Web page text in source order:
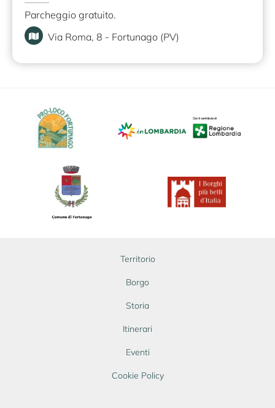
Parcheggio gratuito.
Via Roma, 8 - Fortunago (PV)
Territorio
Borgo
Storia
Itinerari
Eventi
Cookie Policy